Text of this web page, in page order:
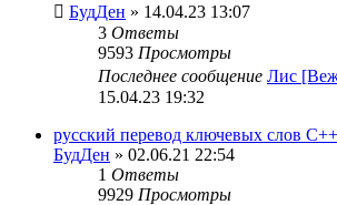
БудДен » 14.04.23 13:07
3 Ответы
9593 Просмотры
Последнее сообщение Лис
15.04.23 19:32
русский перевод ключевых слов
БудДен » 02.06.21 22:54
1 Ответы
9929 Просмотры